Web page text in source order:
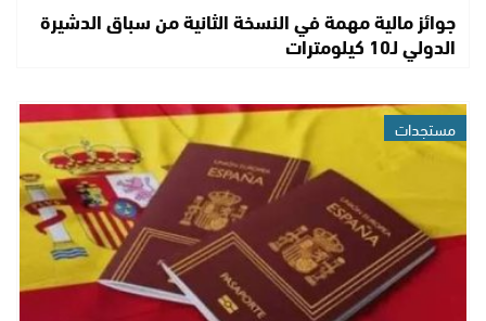
جوائز مالية مهمة في النسخة الثانية من سباق الدشيرة
الدولي لـ10 كيلومترات
مستجدات